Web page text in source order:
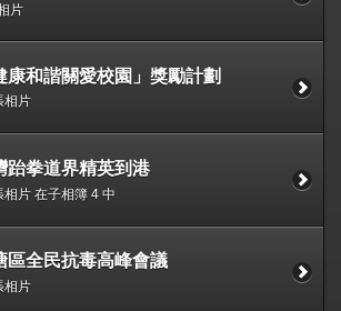
片
康和諧關愛校園」獎勵計劃
相片
跆拳道界精英到港
相片 在子相簿 4 中
區全民抗毒高峰會議
相片